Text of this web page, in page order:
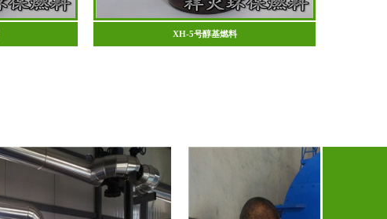
XH-5号醇基燃料